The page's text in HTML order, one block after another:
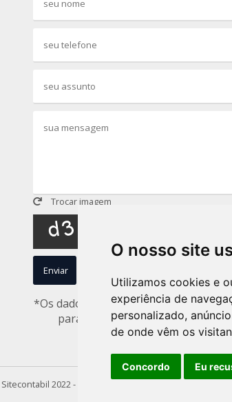
O nosso site
Utilizamos cookies e
experiência de
personalizado,
de onde vêm os
Concordo Eu
Trocar imagem
Enviar
*Os dados captados nesse
para uso interno de acordo com
concorda com
Sitecontabil 2022 - 2026 | Todos os direitos reservados.